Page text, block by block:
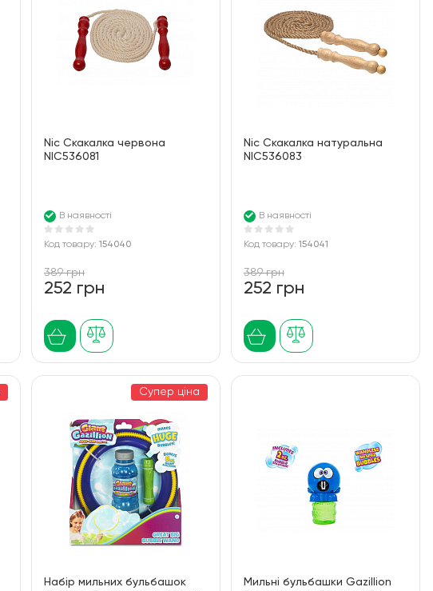
Nic Скакалка червона
NIC536081
В наявності
Код товару: 154040
389 грн
252 грн
Nic Скакалка натуральна
NIC536083
В наявності
Код товару: 154041
389 грн
252 грн
Супер ціна
Набір мильних бульбашок
Мильні бульбашки Gazillion